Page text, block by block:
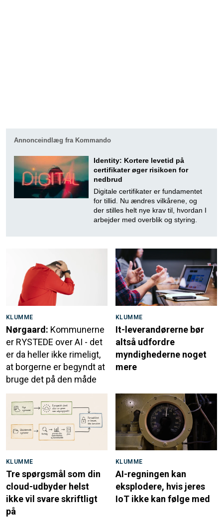
Annonceindlæg fra Kommando
Identity: Kortere levetid på
certifikater øger risikoen for
nedbrud
Digitale certifikater er fundamentet
for tillid. Nu ændres vilkårene, og
der stilles helt nye krav til, hvordan I
arbejder med overblik og styring.
KLUMME
Nørgaard: Kommunerne
er RYSTEDE over AI - det
er da heller ikke rimeligt,
at borgerne er begyndt at
bruge det på den måde
KLUMME
It-leverandørerne bør
altså udfordre
myndighederne noget
mere
KLUMME
Tre spørgsmål som din
cloud-udbyder helst
ikke vil svare skriftligt
på
KLUMME
AI-regningen kan
eksplodere, hvis jeres
IoT ikke kan følge med